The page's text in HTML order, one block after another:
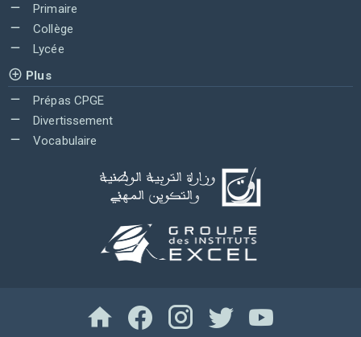
Primaire
Collège
Lycée
Plus
Prépas CPGE
Divertissement
Vocabulaire